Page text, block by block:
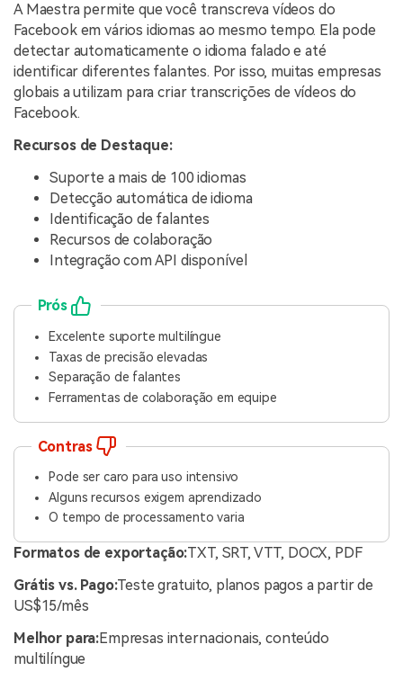
A Maestra permite que você transcreva vídeos do
Facebook em vários idiomas ao mesmo tempo. Ela pode
detectar automaticamente o idioma falado e até
identificar diferentes falantes. Por isso, muitas empresas
globais a utilizam para criar transcrições de vídeos do
Facebook.
Recursos de Destaque:
Suporte a mais de 100 idiomas
Detecção automática de idioma
Identificação de falantes
Recursos de colaboração
Integração com API disponível
Prós
Excelente suporte multilíngue
Taxas de precisão elevadas
Separação de falantes
Ferramentas de colaboração em equipe
Contras
Pode ser caro para uso intensivo
Alguns recursos exigem aprendizado
O tempo de processamento varia
Formatos de exportação:TXT, SRT, VTT, DOCX, PDF
Grátis vs. Pago:Teste gratuito, planos pagos a partir de
US$15/mês
Melhor para:Empresas internacionais, conteúdo
multilíngue